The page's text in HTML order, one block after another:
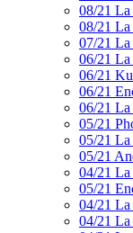
08/21
08/21
07/21
06/21
06/21
06/21
06/21
05/21
05/21
05/21
04/21
05/21
04/21
04/21